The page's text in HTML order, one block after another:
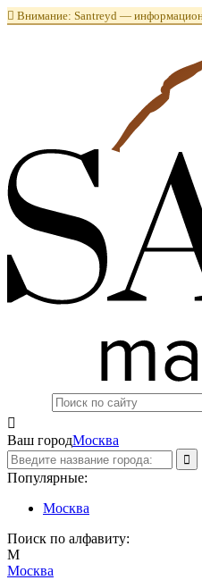
 Внимание: Santreyd —

Ваш городМосква
Популярные:
Москва
Поиск по алфавиту:
М
Москва